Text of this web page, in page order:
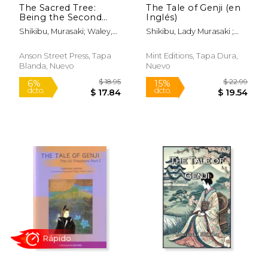
dcto.
12%
dcto.
The Sacred Tree:
Being the Second
Part of 'The Tale of
Genji' (en Inglés)
Shikibu, Murasaki; Waley,
Anson Street Press, Tapa
Blanda, Nuevo
The Tale of Genji (en
Inglés)
Shikibu, Lady Murasaki ;
Mint Editions, Tapa Dura,
Nuevo